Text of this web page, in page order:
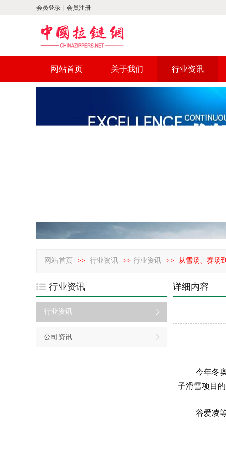
会员登录 会员注册
网站首页 关于我们 行业资讯
网站首页 >> 行业资讯 >> 行业资讯 >> 从雪场、赛场
行业资讯
行业资讯
公司资讯
详细内容
今年冬
子滑雪项目的
谷爱凌